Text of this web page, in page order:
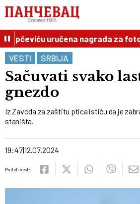
uručena nagrada za
VESTI
SRBIJA
Sačuvati svako
gnezdo
Iz Zavoda za zaštitu ptica ističu da je
staništa.
19:4712.07.2024
Podeli vest: